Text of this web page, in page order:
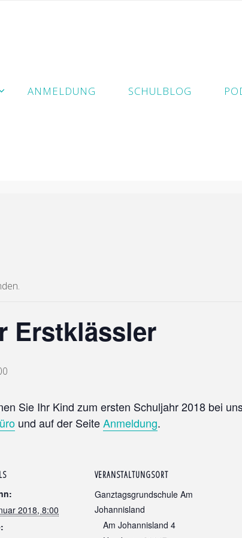
ANMELDUNG SCHULBLOG
Erstklässler
Sie Ihr Kind zum ersten Schuljahr 2018 bei
und auf der SeiteAnmeldung.
2018, 8:00
VERANSTALTUNGSORT
Ganztagsgrundschule Am
Johannisland
Am Johannisland 4